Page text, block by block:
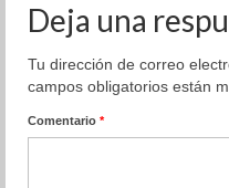
Deja una
Tu dirección de correo
campos obligatorios están
Comentario *